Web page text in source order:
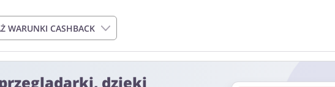
WARUNKI CASHBACK
72h od momentu złożenia zamówienia. Nie dotyczy on kosztów dostawy oraz
dzięki